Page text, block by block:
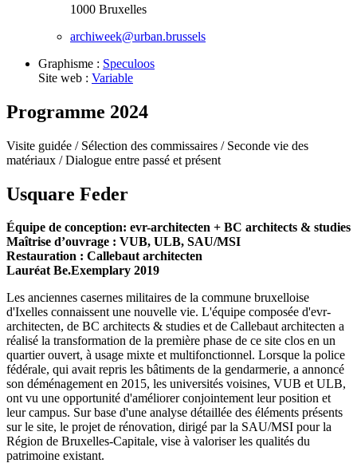
1000 Bruxelles
archiweek@urban.brussels
Graphisme : Speculoos
Site web : Variable
Programme 2024
Visite guidée / Sélection des commissaires / Seconde vie des
matériaux /Dialogue entre passé et présent
Usquare Feder
Équipe de conception: evr-architecten + BC architects & studies
Maîtrise d’ouvrage : VUB, ULB, SAU/MSI
Restauration : Callebaut architecten
Lauréat Be.Exemplary 2019
Les anciennes casernes militaires de la commune bruxelloise
d'Ixelles connaissent une nouvelle vie. L'équipe composée d'evr-
architecten, de BC architects & studies et de Callebaut architecten a
réalisé la transformation de la première phase de ce site clos en un
quartier ouvert, à usage mixte et multifonctionnel. Lorsque la police
fédérale, qui avait repris les bâtiments de la gendarmerie, a annoncé
son déménagement en 2015, les universités voisines, VUB et ULB,
ont vu une opportunité d'améliorer conjointement leur position et
leur campus. Sur base d'une analyse détaillée des éléments présents
sur le site, le projet de rénovation, dirigé par la SAU/MSI pour la
Région de Bruxelles-Capitale, vise à valoriser les qualités du
patrimoine existant.